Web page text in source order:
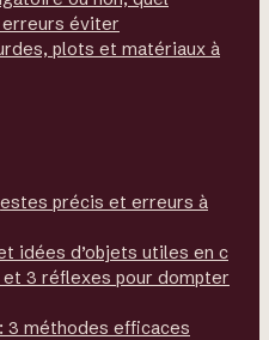
éviter
plots et matériaux à
précis et erreurs à
idées d’objets utiles en c
et 3 réflexes pour dompter
3 méthodes efficaces